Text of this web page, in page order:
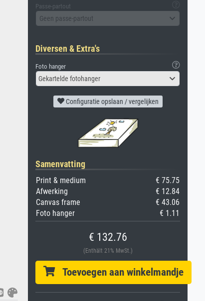
Passe-partout
Geen passe-partout
Diversen & Extra's
Foto hanger
Gekartelde fotohanger
Configuratie opslaan / vergelijken
Samenvatting
Print & medium
€ 75.75
Afwerking
€ 12.84
Canvas frame
€ 43.06
Foto hanger
€ 1.11
€ 132.76
(Enthält 21% MwSt.)
Toevoegen aan winkelmandje